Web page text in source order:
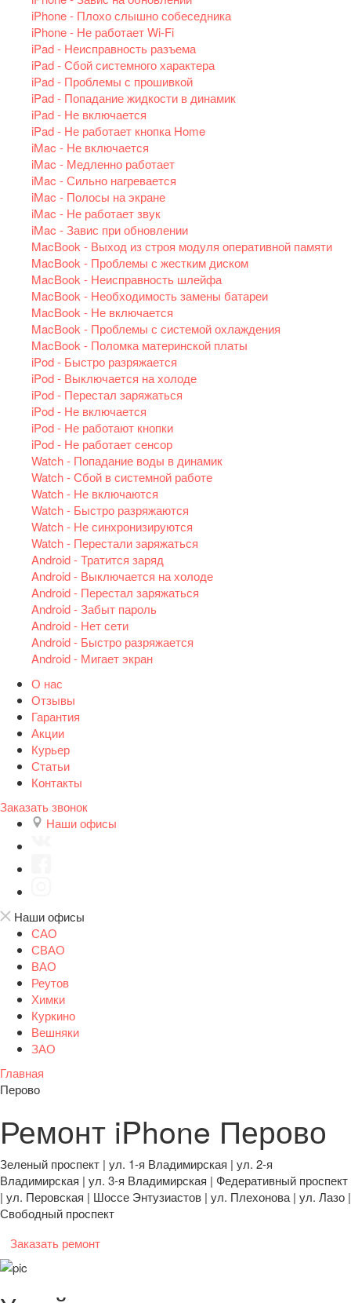
iPhone - Плохо слышно собеседника
iPhone - Не работает Wi-Fi
iPad - Неисправность разъема
iPad - Сбой системного характера
iPad - Проблемы с прошивкой
iPad - Попадание жидкости в динамик
iPad - Не включается
iPad - Не работает кнопка Home
iMac - Не включается
iMac - Медленно работает
iMac - Сильно нагревается
iMac - Полосы на экране
iMac - Не работает звук
iMac - Завис при обновлении
MacBook - Выход из строя модуля оперативной памяти
MacBook - Проблемы с жестким диском
MacBook - Неисправность шлейфа
MacBook - Необходимость замены батареи
MacBook - Не включается
MacBook - Проблемы с системой охлаждения
MacBook - Поломка материнской платы
iPod - Быстро разряжается
iPod - Выключается на холоде
iPod - Перестал заряжаться
iPod - Не включается
iPod - Не работают кнопки
iPod - Не работает сенсор
Watch - Попадание воды в динамик
Watch - Сбой в системной работе
Watch - Не включаются
Watch - Быстро разряжаются
Watch - Не синхронизируются
Watch - Перестали заряжаться
Android - Тратится заряд
Android - Выключается на холоде
Android - Перестал заряжаться
Android - Забыт пароль
Android - Нет сети
Android - Быстро разряжается
Android - Мигает экран
О нас
Отзывы
Гарантия
Акции
Курьер
Статьи
Контакты
Заказать звонок
Наши офисы
Наши офисы
САО
СВАО
ВАО
Реутов
Химки
Куркино
Вешняки
ЗАО
Главная
Перово
Ремонт iPhone Перово
Зеленый проспект | ул. 1-я Владимирская | ул. 2-я
Владимирская | ул. 3-я Владимирская | Федеративный проспект
| ул. Перовская | Шоссе Энтузиастов | ул. Плехонова | ул. Лазо |
Свободный проспект
Заказать ремонт